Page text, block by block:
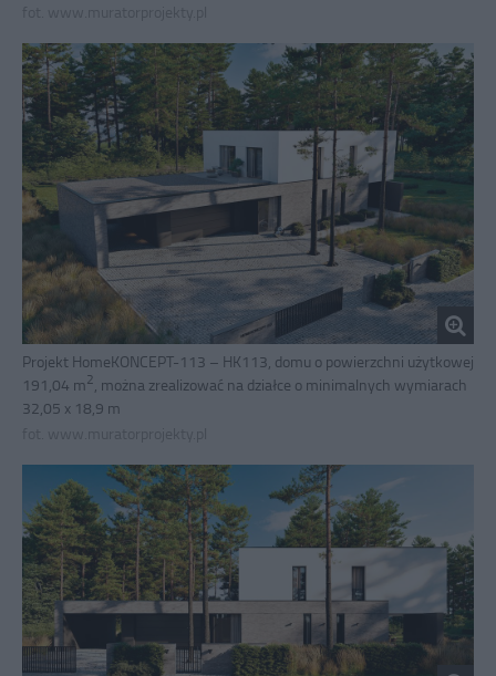
Projekt HomeKONCEPT-113 – HK113, domu o powierzchni użytkowej
191,04 m2, można zrealizować na działce o minimalnych wymiarach
32,05 x 18,9 m